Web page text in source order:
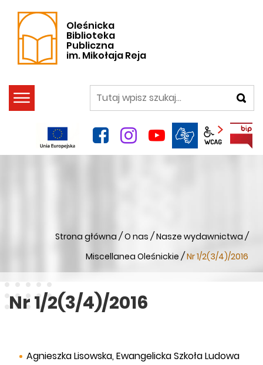
Oleśnicka
Biblioteka
Publiczna
im. Mikołaja Reja
szukaj
facebookinstagram
YouTube
Panel
Strona główna / O nas / Nasze wydawnictwa /
Miscellanea Oleśnickie / Nr 1/2(3/4)/2016
Nr 1/2(3/4)/2016
Agnieszka Lisowska, Ewangelicka Szkoła Ludowa